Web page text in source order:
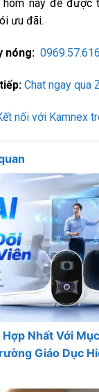
hôm nay để
ưu đãi.
nóng:
Chat ngay qua
nối với Kamnex
Nhất Với
Giáo Dục